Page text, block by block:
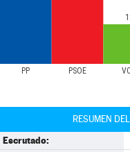
PP PSOE
RESUMEN
Escrutado: